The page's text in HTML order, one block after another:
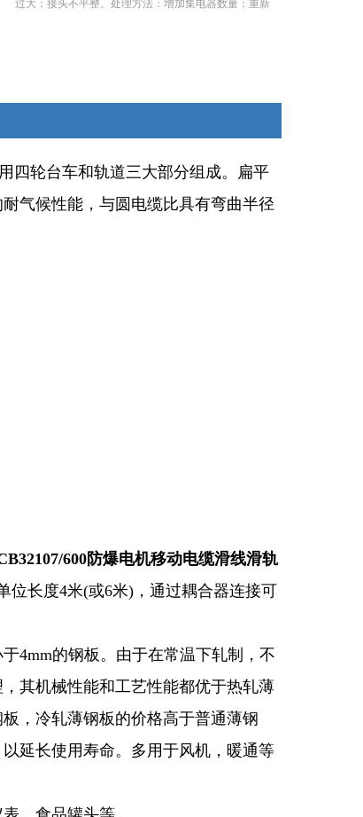
过大；接头不平整。处理方法：增加集电器数量；重新
四轮台车和轨道三大部分组成。扁平
气候性能，与圆电缆比具有弯曲半径
600防爆电机移动电缆滑线滑轨
位长度4米(或6米)，通过耦合器连接可
4mm的钢板。由于在常温下轧制，不
其机械性能和工艺性能都优于热轧薄
，冷轧薄钢板的价格高于普通薄钢
延长使用寿命。多用于风机，暖通等